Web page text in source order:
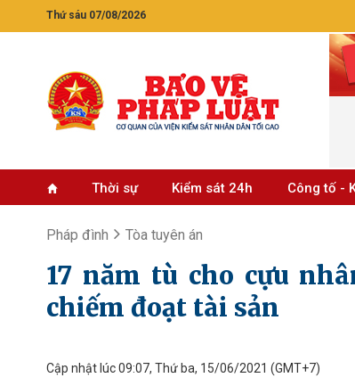
Thứ sáu 07/08/2026
Thời sự Kiểm sát 24h Công tố -
Pháp đình Tòa tuyên án
17 năm tù cho cựu
chiếm đoạt tài sản
Cập nhật lúc 09:07, Thứ ba, 15/06/2021 (GMT+7)